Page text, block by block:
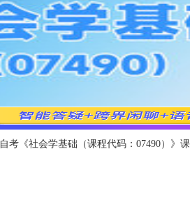
考《社会学基础（课程代码：07490）》